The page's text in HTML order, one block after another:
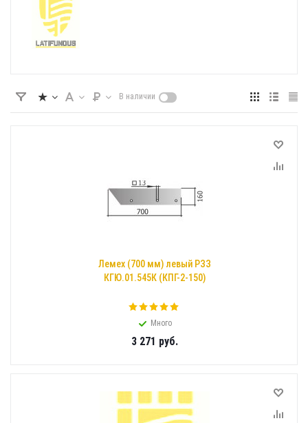
В наличии
Лемех (700 мм) левый РЗЗ
КГЮ.01.545К (КПГ-2-150)
Много
3 271 руб.